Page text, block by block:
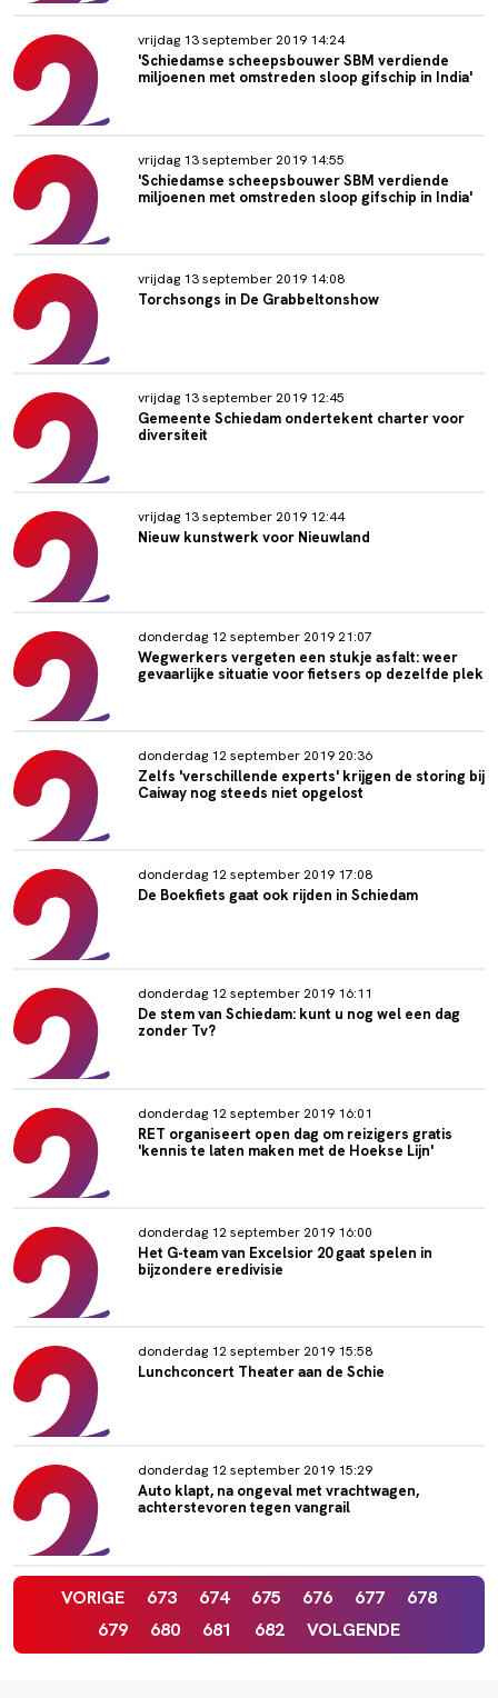
vrijdag 13 september 2019 14:24
'Schiedamse scheepsbouwer SBM verdiende
miljoenen met omstreden sloop gifschip in India'
vrijdag 13 september 2019 14:55
'Schiedamse scheepsbouwer SBM verdiende
miljoenen met omstreden sloop gifschip in India'
vrijdag 13 september 2019 14:08
Torchsongs in De Grabbeltonshow
vrijdag 13 september 2019 12:45
Gemeente Schiedam ondertekent charter voor
diversiteit
vrijdag 13 september 2019 12:44
Nieuw kunstwerk voor Nieuwland
donderdag 12 september 2019 21:07
Wegwerkers vergeten een stukje asfalt: weer
gevaarlijke situatie voor fietsers op dezelfde plek
donderdag 12 september 2019 20:36
Zelfs 'verschillende experts' krijgen de storing bij
Caiway nog steeds niet opgelost
donderdag 12 september 2019 17:08
De Boekfiets gaat ook rijden in Schiedam
donderdag 12 september 2019 16:11
De stem van Schiedam: kunt u nog wel een dag
zonder Tv?
donderdag 12 september 2019 16:01
RET organiseert open dag om reizigers gratis
'kennis te laten maken met de Hoekse Lijn'
donderdag 12 september 2019 16:00
Het G-team van Excelsior 20 gaat spelen in
bijzondere eredivisie
donderdag 12 september 2019 15:58
Lunchconcert Theater aan de Schie
donderdag 12 september 2019 15:29
Auto klapt, na ongeval met vrachtwagen,
achterstevoren tegen vangrail
VORIGE 673 674 675 676 677
678
679
680 681 682 VOLGENDE